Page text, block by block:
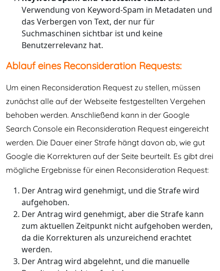
Verwendung von Keyword-Spam in Metadaten und
das Verbergen von Text, der nur für
Suchmaschinen sichtbar ist und keine
Benutzerrelevanz hat.
Ablauf eines Reconsideration Requests:
Um einen Reconsideration Request zu stellen, müssen
zunächst alle auf der Webseite festgestellten Vergehen
behoben werden. Anschließend kann in der Google
Search Console ein Reconsideration Request eingereicht
werden. Die Dauer einer Strafe hängt davon ab, wie gut
Google die Korrekturen auf der Seite beurteilt. Es gibt drei
mögliche Ergebnisse für einen Reconsideration Request:
Der Antrag wird genehmigt, und die Strafe wird
aufgehoben.
Der Antrag wird genehmigt, aber die Strafe kann
zum aktuellen Zeitpunkt nicht aufgehoben werden,
da die Korrekturen als unzureichend erachtet
werden.
Der Antrag wird abgelehnt, und die manuelle